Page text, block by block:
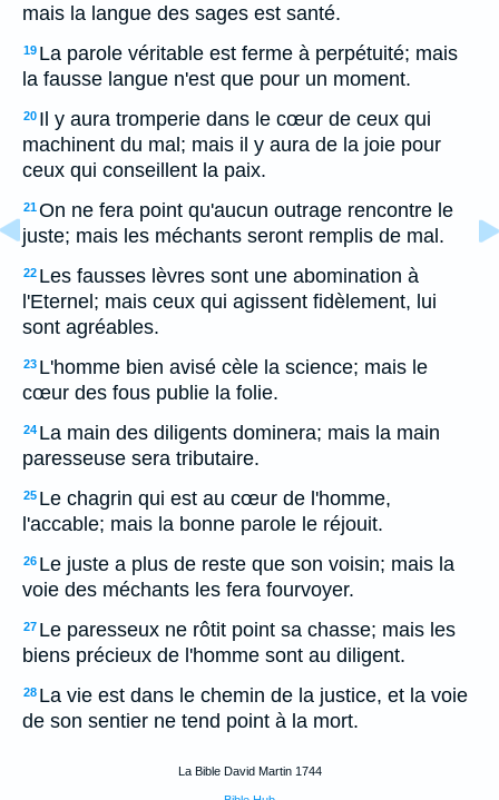
mais la langue des sages est santé.
19 La parole véritable est ferme à perpétuité; mais
la fausse langue n'est que pour un moment.
20 Il y aura tromperie dans le cœur de ceux qui
machinent du mal; mais il y aura de la joie pour
ceux qui conseillent la paix.
21On ne fera point qu'aucun outrage rencontre le
juste; mais les méchants seront remplis de mal.
22 Les fausses lèvres sont une abomination à
l'Eternel; mais ceux qui agissent fidèlement, lui
sont agréables.
23 L'homme bien avisé cèle la science; mais le
cœur des fous publie la folie.
24 La main des diligents dominera; mais la main
paresseuse sera tributaire.
25 Le chagrin qui est au cœur de l'homme,
l'accable; mais la bonne parole le réjouit.
26 Le juste a plus de reste que son voisin; mais la
voie des méchants les fera fourvoyer.
27 Le paresseux ne rôtit point sa chasse; mais les
biens précieux de l'homme sont au diligent.
28 La vie est dans le chemin de la justice, et la voie
de son sentier ne tend point à la mort.
La Bible David Martin 1744